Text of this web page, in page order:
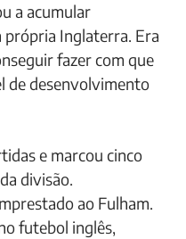
a acumular
própria Inglaterra. Era
fazer com que
de desenvolvimento
e marcou cinco
divisão.
ao Fulham.
futebol inglês,